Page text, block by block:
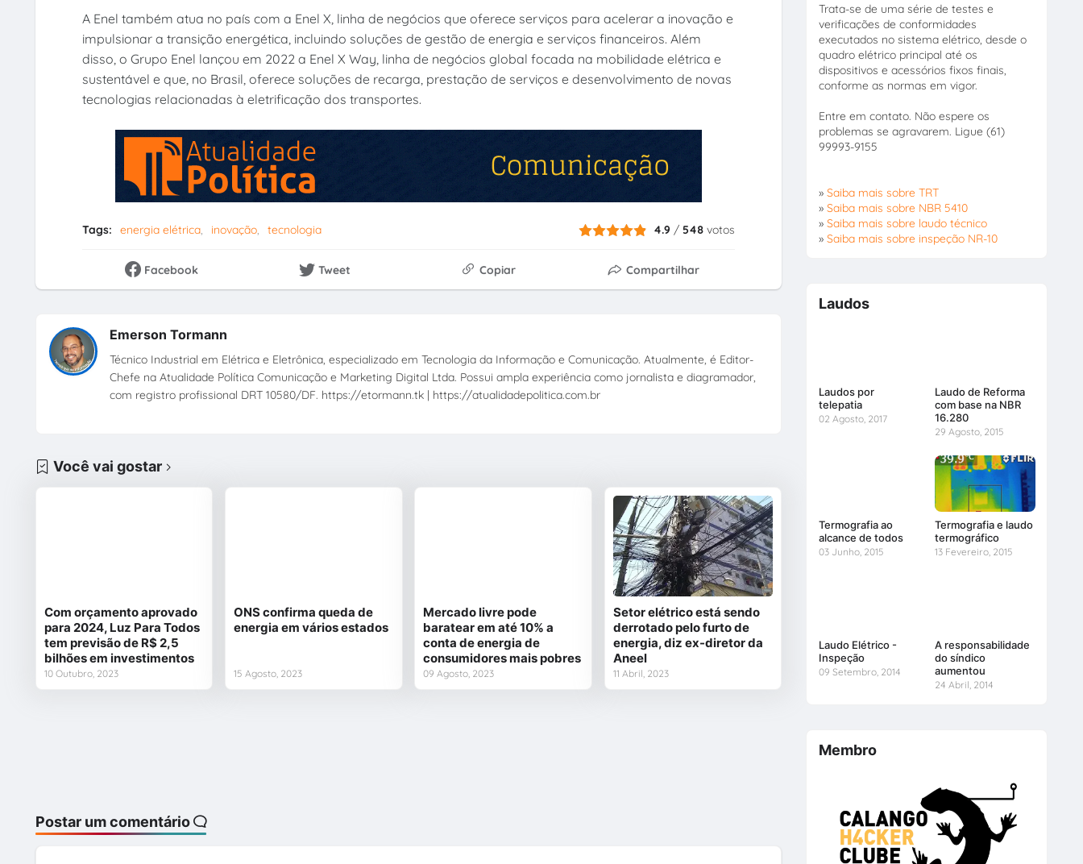
A Enel também atua no país com a Enel X, linha de negócios que oferece serviços para acelerar a inovação e
impulsionar a transição energética, incluindo soluções de gestão de energia e serviços financeiros. Além
disso, o Grupo Enel lançou em 2022 a Enel X Way, linha de negócios global focada na mobilidade elétrica e
sustentável e que, no Brasil, oferece soluções de recarga, prestação de serviços e desenvolvimento de novas
tecnologias relacionadas à eletrificação dos transportes.
Tags: energia elétrica inovação tecnologia 4.9 /548 votos
Facebook Tweet Copiar Compartilhar
Emerson Tormann
Técnico Industrial em Elétrica e Eletrônica, especializado em Tecnologia da Informação e Comunicação. Atualmente, é Editor-
Chefe na Atualidade Política Comunicação e Marketing Digital Ltda. Possui ampla experiência como jornalista e diagramador,
com registro profissional DRT 10580/DF. https://etormann.tk | https://atualidadepolitica.com.br
Você vai gostar
Com orçamento aprovado
para 2024, Luz Para Todos
tem previsão de R$ 2,5
bilhões em investimentos
10 Outubro, 2023
ONS confirma queda de
energia em vários estados
15 Agosto, 2023
Mercado livre pode
baratear em até 10% a
conta de energia de
consumidores mais pobres
09 Agosto, 2023
Setor elétrico está sendo
derrotado pelo furto de
energia, diz ex-diretor da
Aneel
11 Abril, 2023
Postar um comentário
Trata-se de uma série de testes e
verificações de conformidades
executados no sistema elétrico, desde o
quadro elétrico principal até os
dispositivos e acessórios fixos finais,
conforme as normas em vigor.
Entre em contato. Não espere os
problemas se agravarem. Ligue (61)
99993-9155
» Saiba mais sobre TRT
» Saiba mais sobre NBR 5410
» Saiba mais sobre laudo técnico
» Saiba mais sobre inspeção NR-10
Laudos
Laudos por
telepatia
02 Agosto, 2017
Laudo de Reforma
com base na NBR
16.280
29 Agosto, 2015
Termografia ao
alcance de todos
03 Junho, 2015
Termografia e laudo
termográfico
13 Fevereiro, 2015
Laudo Elétrico -
Inspeção
09 Setembro, 2014
A responsabilidade
do síndico
aumentou
24 Abril, 2014
Membro